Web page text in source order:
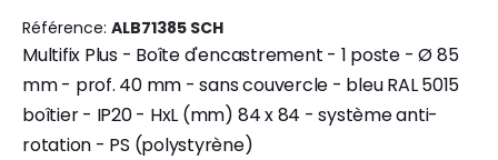
images
gallery
Référence ALB71385 SCH
Multifix Plus - Boîte d'encastrement - 1 poste - Ø 85
mm - prof. 40 mm - sans couvercle - bleu RAL 5015
boîtier - IP20 - HxL (mm) 84 x 84 - système anti-
rotation - PS (polystyrène)